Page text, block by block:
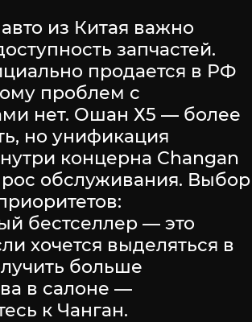
из Китая важно
запчастей.
продается в РФ
проблем с
нет. Ошан Х5 — более
но унификация
концерна Changan
обслуживания. Выбор
бестселлер — это
хочется выделяться в
больше
в салоне —
к Чанган.